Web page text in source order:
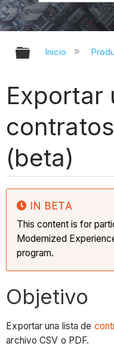
Expandir/
Inicio
Exportar
(beta)
IN BETA
This content is for
Modernized
program.
Objetivo
Exportar una lista de
archivo CSV o PDF.